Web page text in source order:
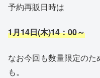
予約再販日時は
1月14日(木)14：00～
なお今回も数量限定の
も。